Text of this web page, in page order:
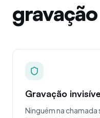
gravação
Gravação
Ninguém na chamada